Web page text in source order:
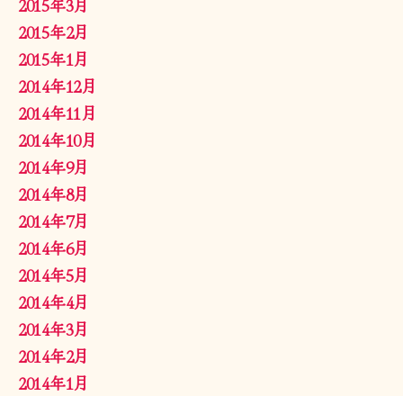
2015年2月
2015年1月
2014年12月
2014年11月
2014年10月
2014年9月
2014年8月
2014年7月
2014年6月
2014年5月
2014年4月
2014年3月
2014年2月
2014年1月